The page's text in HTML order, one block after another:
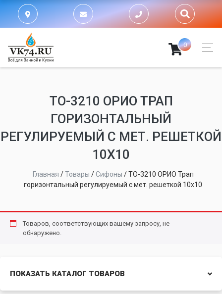
0
ТО-3210 ОРИО ТРАП
ГОРИЗОНТАЛЬНЫЙ
РЕГУЛИРУЕМЫЙ С МЕТ. РЕШЕТКОЙ
10Х10
Главная /Товары /Сифоны /ТО-3210 ОРИО Трап
горизонтальный регулируемый с мет. решеткой 10х10
Товаров, соответствующих вашему запросу, не
обнаружено.
ПОКАЗАТЬ КАТАЛОГ ТОВАРОВ